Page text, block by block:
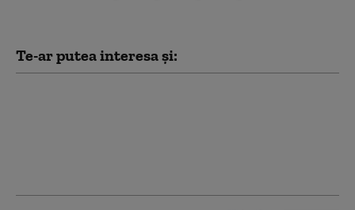
Te-ar putea interesa și: